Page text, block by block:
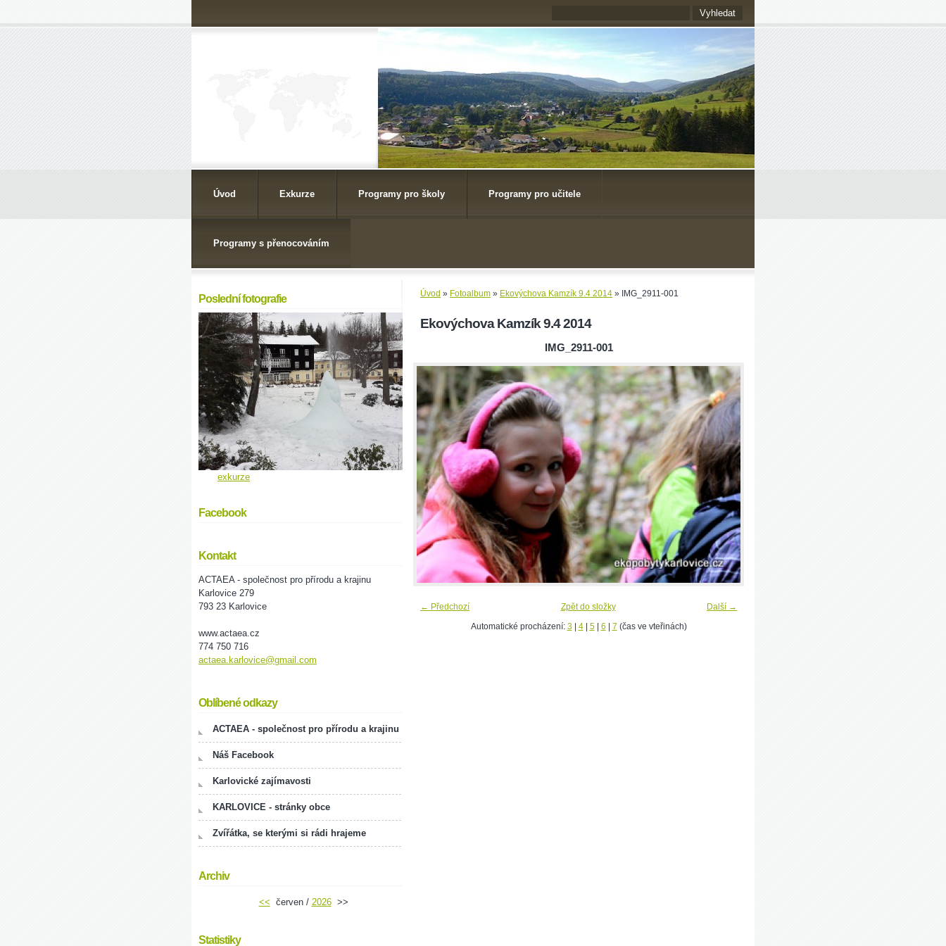
Úvod Exkurze Programy pro školy Programy pro učitele
Programy s přenocováním
Úvod » Fotoalbum » Ekovýchova Kamzík 9.4 2014 » IMG_2911-001
Ekovýchova Kamzík 9.4 2014
IMG_2911-001
← Předchozí Další →
Zpět do složky
Automatické procházení: 3| 4| 5| 6 7 (čas ve vteřinách)
Poslední fotografie
exkurze
Facebook
Kontakt
ACTAEA - společnost pro přírodu a krajinu
Karlovice 279
793 23 Karlovice
www.actaea.cz
774 750 716
actaea.karlovice@gmail.com
Oblíbené odkazy
ACTAEA - společnost pro přírodu a krajinu
Náš Facebook
Karlovické zajímavosti
KARLOVICE - stránky obce
Zvířátka, se kterými si rádi hrajeme
Archiv
<< červen / 2026 >>
Statistiky